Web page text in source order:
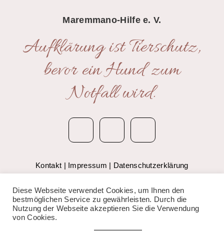
Maremmano-Hilfe e. V.
Aufklärung ist Tierschutz,
bevor ein Hund zum
Notfall wird.
Kontakt | Impressum | Datenschutzerklärung
© 2020 Anima Bianca – Maremmano-Hilfe e.V.
Diese Webseite verwendet Cookies, um Ihnen den
bestmöglichen Service zu gewährleisten. Durch die
Nutzung der Webseite akzeptieren Sie die Verwendung
von Cookies.